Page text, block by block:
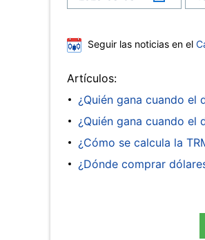
Seguir las noticias en el
Artículos:
¿Quién gana cuando el
¿Quién gana cuando el
¿Cómo se calcula la
¿Dónde comprar